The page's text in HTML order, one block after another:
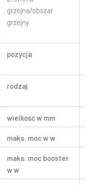
grzejna/obszar
grzejny
pozycja
rodzaj
wielkość w mm
maks. moc w w
maks. moc booster
w w